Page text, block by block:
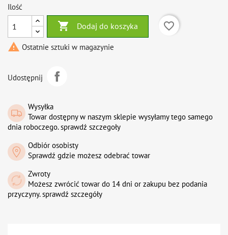
Ilość
 Dodaj do koszyka
favorite_border
 Ostatnie sztuki w magazynie
Udostępnij
Wysyłka
Towar dostępny w naszym sklepie wysyłamy tego samego
dnia roboczego. sprawdź szczegoły
Odbiór osobisty
Sprawdź gdzie możesz odebrać towar
Zwroty
Możesz zwrócić towar do 14 dni or zakupu bez podania
przyczyny. sprawdź szczegóły